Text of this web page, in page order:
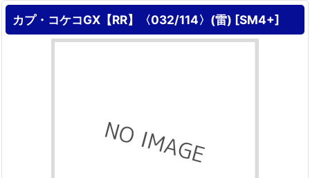
カプ・コケコGX【RR】〈032/114〉(雷) [SM4+]